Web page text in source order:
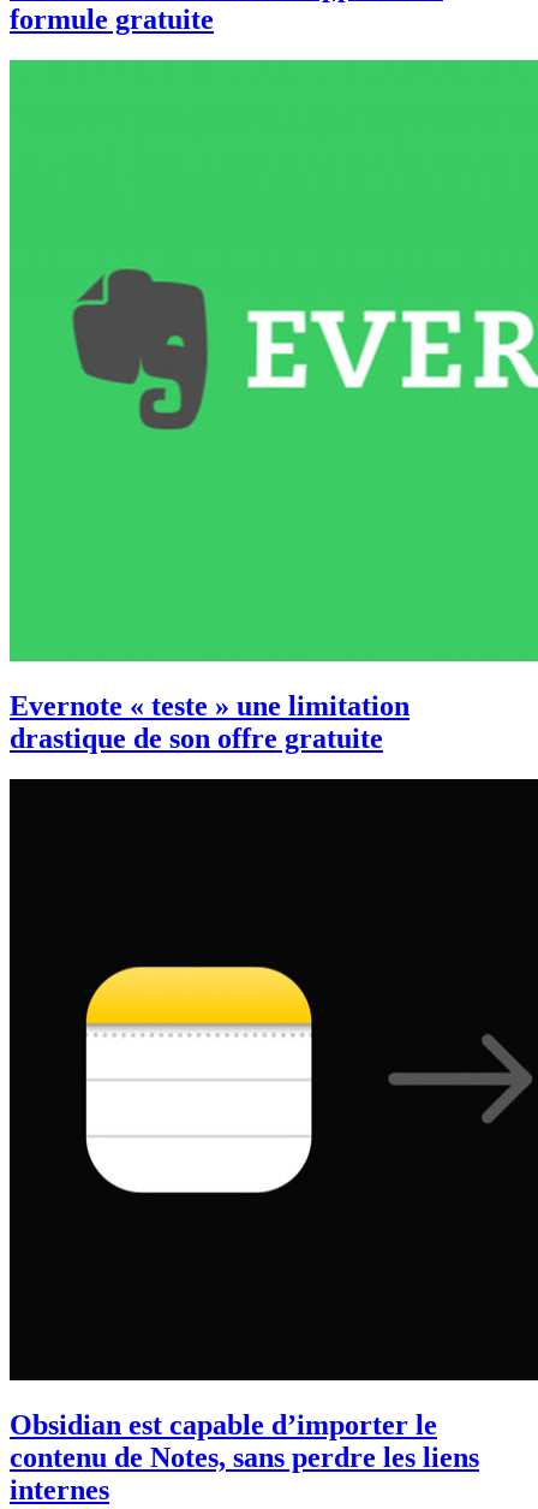
formule gratuite
Evernote « teste » une limitation
drastique de son offre gratuite
Obsidian est capable d’importer le
contenu de Notes, sans perdre les liens
internes